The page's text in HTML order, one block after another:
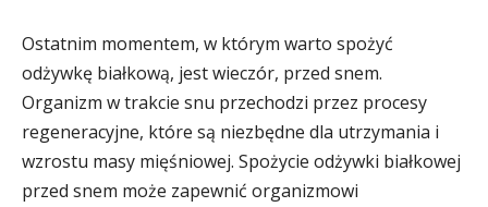
Ostatnim momentem, w którym warto spożyć
odżywkę białkową, jest wieczór, przed snem.
Organizm w trakcie snu przechodzi przez procesy
regeneracyjne, które są niezbędne dla utrzymania i
wzrostu masy mięśniowej. Spożycie odżywki białkowej
przed snem może zapewnić organizmowi